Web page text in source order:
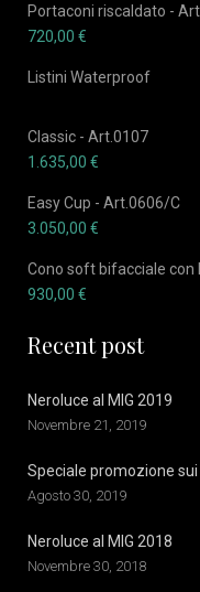
Portaconi riscaldato -
720,00 €
Listini Waterproof
Classic - Art.0107
1.635,00 €
Easy Cup - Art.0606/C
3.050,00 €
Cono soft bifacciale con
930,00 €
Recent post
Neroluce al MIG 2019
Novembre 21, 2019
Speciale promozione
Agosto 30, 2019
Neroluce al MIG 2018
Novembre 30, 2018